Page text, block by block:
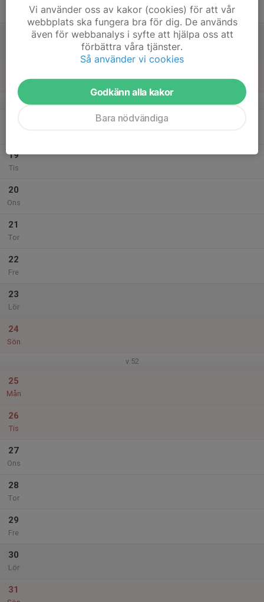
19
Tis
20
Ons
21
Tor
22
Fre
23
Lör
24
Sön
v.52
25
Mån
26
Tis
27
Ons
28
Tor
29
Fre
30
Lör
31
Vi använder oss av kakor (cookies) för att vår
webbplats ska fungera bra för dig. De används
även för webbanalys i syfte att hjälpa oss att
förbättra våra tjänster.
Så använder vi cookies
Godkänn alla kakor
Bara nödvändiga